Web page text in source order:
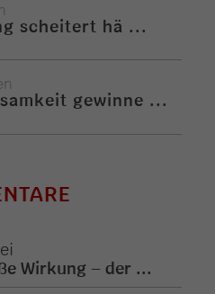
scheitert hä ...
gewinne ...
Wirkung – der ...